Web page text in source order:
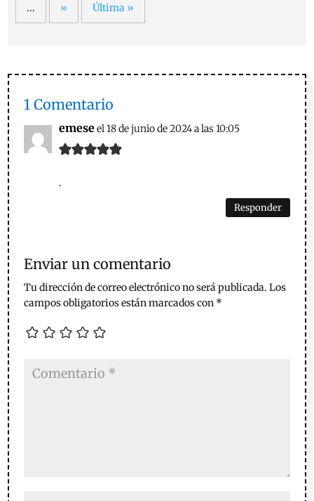
... » Última »
1 Comentario
emeseel 18 de junio de 2024 a las 10:05
.
Responder
Enviar un comentario
Tu dirección de correo electrónico no será publicada. Los
campos obligatorios están marcados con *